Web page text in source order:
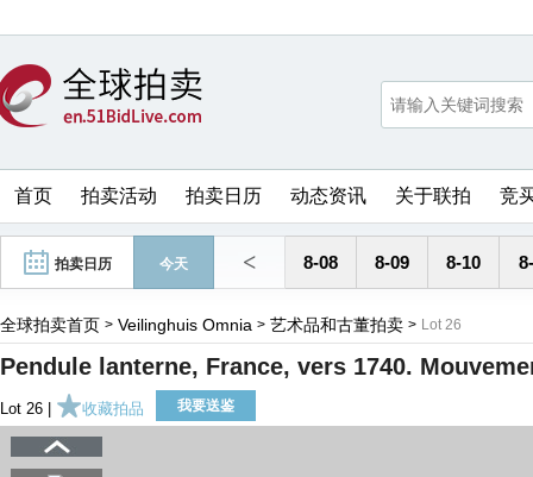
首页 拍卖活动 拍卖日历 动态资讯 关于联拍 竞
拍卖日历 今天 < 8-08 8-09 8-10
全球拍卖首页 > Veilinghuis Omnia > 艺术品和古董拍卖 > Lot 26
Pendule lanterne, France, vers 1740.
Lot 26 | 收藏拍品 我要送鉴